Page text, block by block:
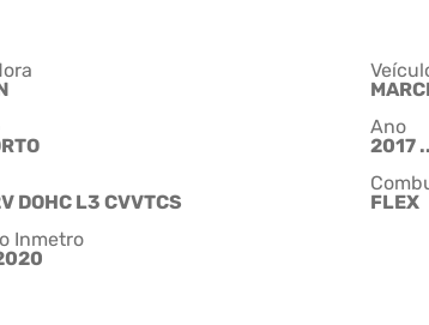
Ano
2017
DOHC L3 CVVTCS
FLEX
Inmetro